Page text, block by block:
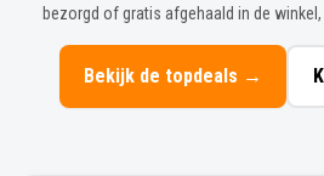
bezorgd of gratis afgehaald in de
Bekijk de topdeals →